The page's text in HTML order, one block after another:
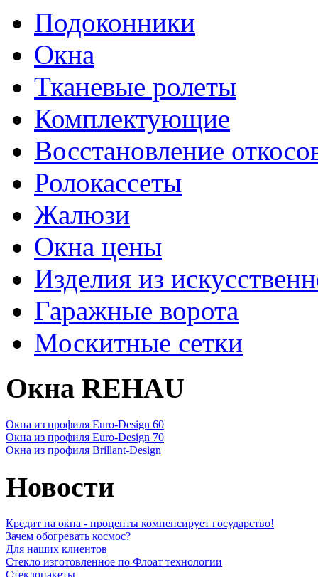
Подоконники
Окна
Тканевые ролеты
Комплектующие
Восстановление
Ролокассеты
Жалюзи
Окна цены
Изделия из
Гаражные ворота
Москитные сетки
Окна REHAU
Окна из профиля Euro-Design 60
Окна из профиля Euro-Design 70
Окна из профиля Brillant-Design
Новости
Кредит на окна - проценты компенсирует государство!
Зачем обогревать космос?
Для наших клиентов
Стекло изготовленное по Флоат технологии
Стеклопакеты